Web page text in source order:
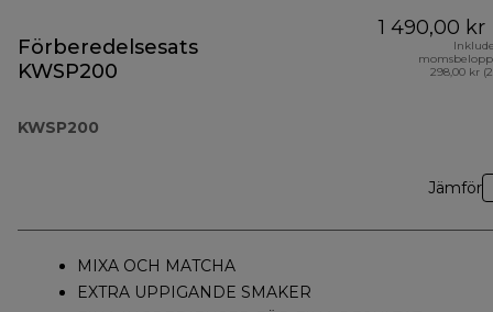
Förberedelsesats
KWSP200
KWSP200
1 490,00 kr
298,00 kr
Jämför
MIXA OCH MATCHA
EXTRA UPPIGANDE SMAKER